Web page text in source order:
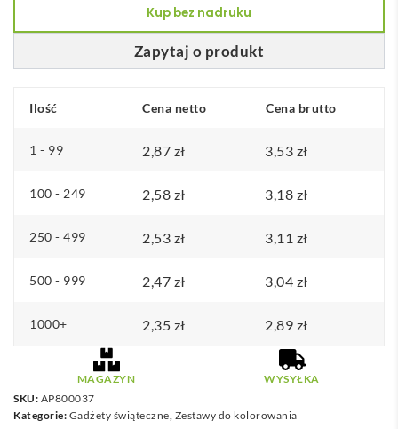
kolorowania
Zapytaj o produkt
Kup bez nadruku
Ilość Cena netto Cena brutto
1 - 99 2,87 zł 3,53 zł
100 - 249 2,58 zł 3,18 zł
250 - 499 2,53 zł 3,11 zł
500 - 999 2,47 zł 3,04 zł
1000+ 2,35 zł 2,89 zł
MAGAZYN
WYSYŁKA
SKU: AP800037
Kategorie: Gadżety świąteczne, Zestawy do kolorowania